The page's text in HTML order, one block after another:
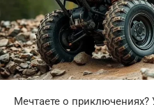
Мечтаете о приключениях?